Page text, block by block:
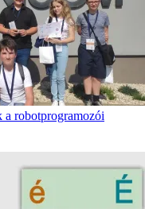
a robotprogramozói